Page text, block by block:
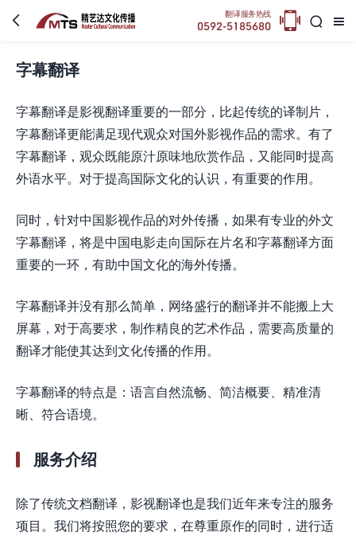
 

翻译服务热线
0592-5185680 
字幕翻译
字幕翻译是影视翻译重要的一部分，比起传统的译制片，
字幕翻译更能满足现代观众对国外影视作品的需求。有了
字幕翻译，观众既能原汁原味地欣赏作品，又能同时提高
外语水平。对于提高国际文化的认识，有重要的作用。
同时，针对中国影视作品的对外传播，如果有专业的外文
字幕翻译，将是中国电影走向国际在片名和字幕翻译方面
重要的一环，有助中国文化的海外传播。
字幕翻译并没有那么简单，网络盛行的翻译并不能搬上大
屏幕，对于高要求，制作精良的艺术作品，需要高质量的
翻译才能使其达到文化传播的作用。
字幕翻译的特点是：语言自然流畅、简洁概要、精准清
晰、符合语境。
服务介绍
除了传统文档翻译，影视翻译也是我们近年来专注的服务
项目。我们将按照您的要求，在尊重原作的同时，进行适